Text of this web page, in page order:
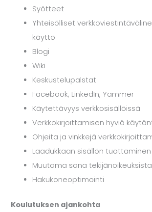
Syötteet
Yhteisölliset
käyttö
Blogi
Wiki
Keskustelupalstat
Facebook, LinkedIn, Yammer
Käytettävyys verkkosisällöissä
Verkkokirjoittamisen hyviä
Ohjeita ja vinkkejä
Laadukkaan sisällön tuottaminen
Muutama sana tekijänoikeuksista
Hakukoneoptimointi
Koulutuksen ajankohta